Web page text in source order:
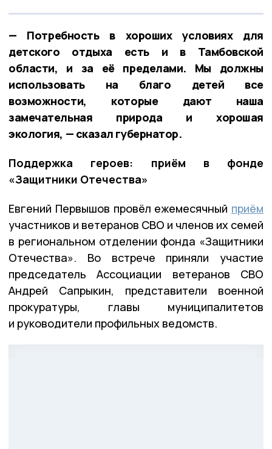
— Потребность в хороших условиях для
детского отдыха есть и в Тамбовской
области, и за её пределами. Мы должны
использовать на благо детей все
возможности, которые дают наша
замечательная природа и хорошая
экология, — сказал губернатор.
Поддержка героев: приём в фонде
«Защитники Отечества»
Евгений Первышов провёл ежемесячный приём
участников и ветеранов СВО и членов их семей
в региональном отделении фонда «Защитники
Отечества». Во встрече приняли участие
председатель Ассоциации ветеранов СВО
Андрей Сапрыкин, представители военной
прокуратуры, главы муниципалитетов
и руководители профильных ведомств.